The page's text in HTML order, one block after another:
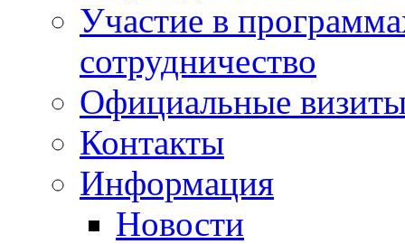
Участие в
сотрудничество
Официальные
Контакты
Информация
Новости